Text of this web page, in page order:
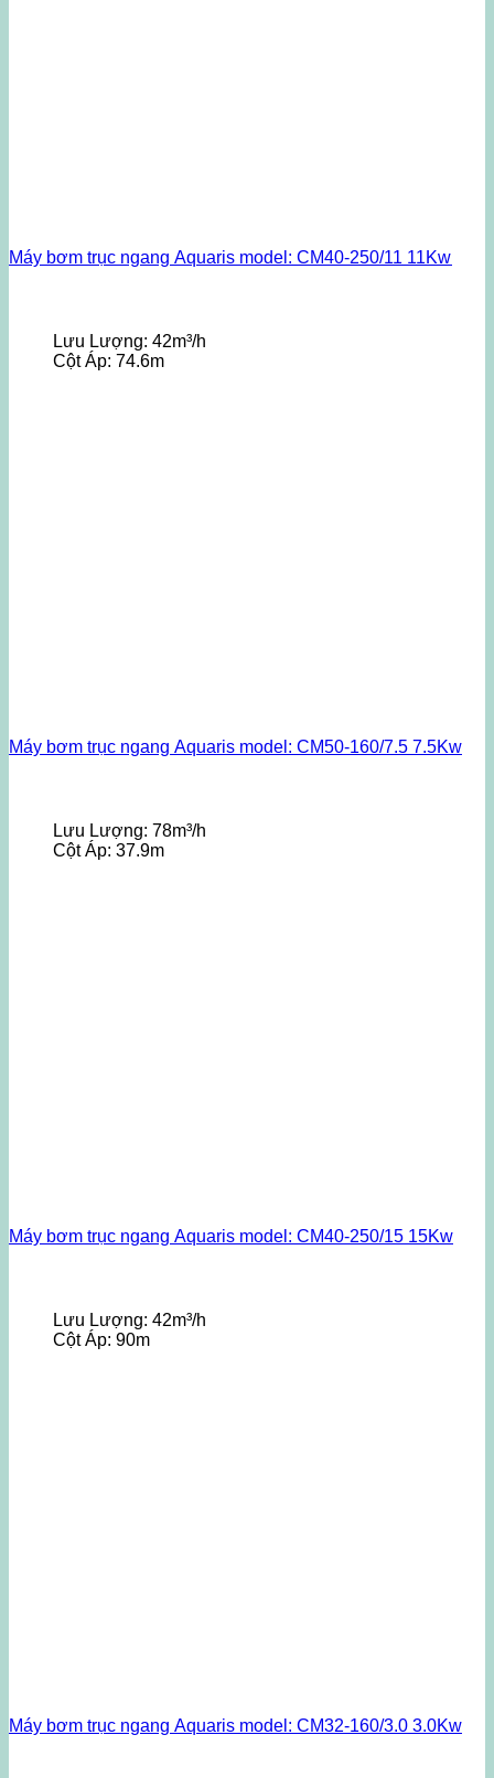
Máy bơm trục ngang Aquaris model: CM40-250/11 11Kw
Lưu Lượng: 42m³/h
Cột Áp: 74.6m
Máy bơm trục ngang Aquaris model: CM50-160/7.5 7.5Kw
Lưu Lượng: 78m³/h
Cột Áp: 37.9m
Máy bơm trục ngang Aquaris model: CM40-250/15 15Kw
Lưu Lượng: 42m³/h
Cột Áp: 90m
Máy bơm trục ngang Aquaris model: CM32-160/3.0 3.0Kw